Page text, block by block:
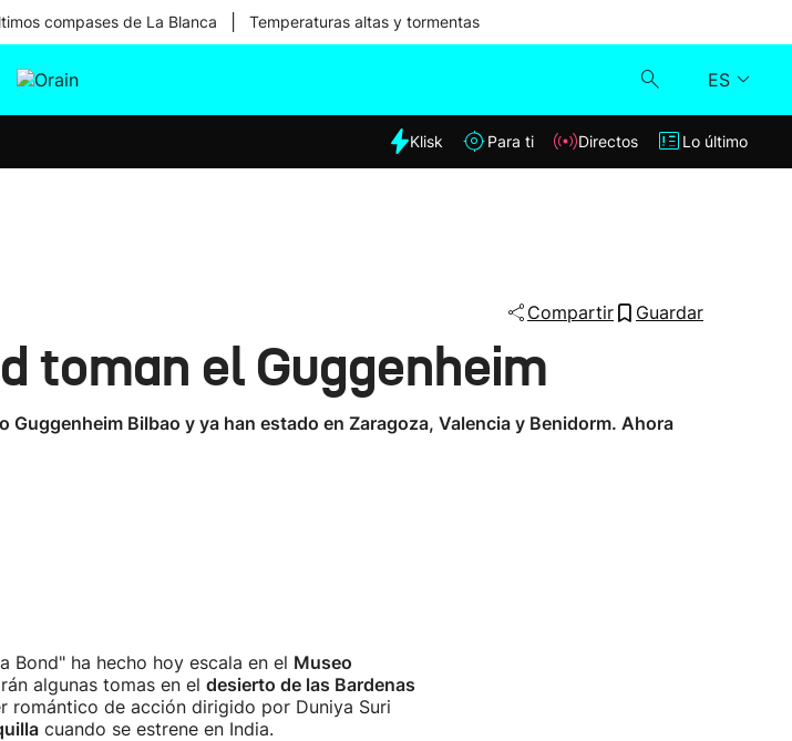
compases de La Blanca Temperaturas altas y tormentas
ES
Klisk
Klisk Para ti Directos Lo último
Compartir Guardar
toman el Guggenheim
Bilbao y ya han estado en Zaragoza, Valencia y Benidorm. Ahora
Bond" ha hecho hoy escala en el Museo
algunas tomas en el desierto de las Bardenas
romántico de acción dirigido por Duniya Suri
cuando se estrene en India.